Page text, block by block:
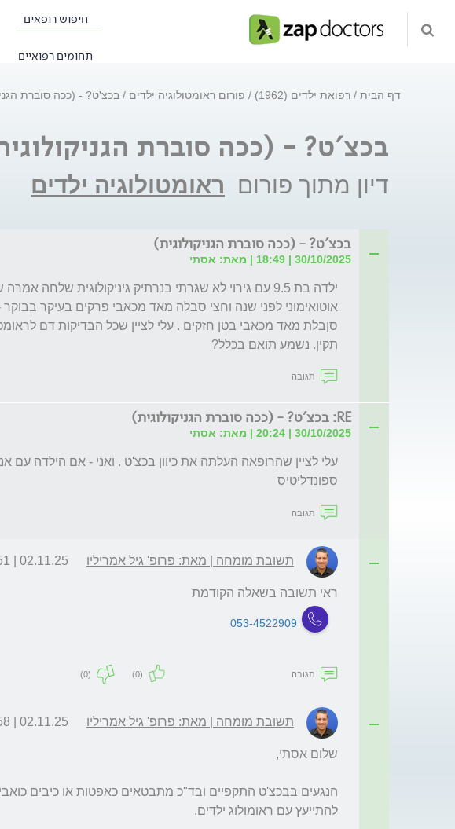
חיפוש רופאים
תחומים רפואיים
דף הבית רפואת ילדים (1962) פורום ראומטולוגיה ילדים בכצ'ט? - (ככה סוברת
בכצ'ט? - (ככה סוברת
דיון מתוך פורום ראומטולוגיה ילדים
בכצ'ט? - (ככה סוברת הגניקולוגית)
30/10/2025 | 18:49 | מאת: אסתי
תקין. נשמע תואם בכלל?
תגובה
RE: בכצ'ט? - (ככה סוברת הגניקולוגית)
30/10/2025 | 20:24 | מאת: אסתי
ספונדליטיס
תגובה
תשובת מומחה | מאת: פרופ' גיל אמריליו 02.11.25 | 13:51
ראי תשובה בשאלה הקודמת
053-4522909
תגובה (0)
(0)
תשובת מומחה | מאת: פרופ' גיל אמריליו 02.11.25 | 13:58